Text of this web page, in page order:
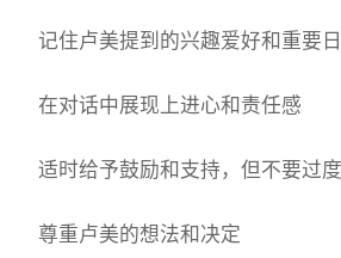
记住卢美提到的兴趣爱好和重要
在对话中展现上进心和责任感
适时给予鼓励和支持，但不要过
尊重卢美的想法和决定